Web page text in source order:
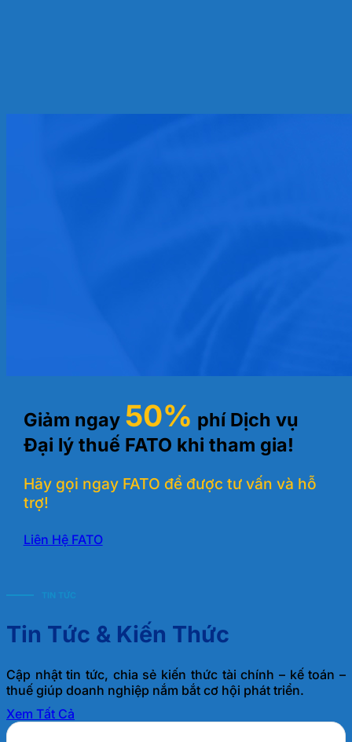
Giảm ngay 50% phí Dịch vụ
Đại lý thuế FATO khi tham gia!
Hãy gọi ngay FATO để được tư vấn và hỗ
trợ!
Liên Hệ FATO
TIN TỨC
Tin Tức & Kiến Thức
Cập nhật tin tức, chia sẻ kiến thức tài chính – kế toán –
thuế giúp doanh nghiệp nắm bắt cơ hội phát triển.
Xem Tất Cả